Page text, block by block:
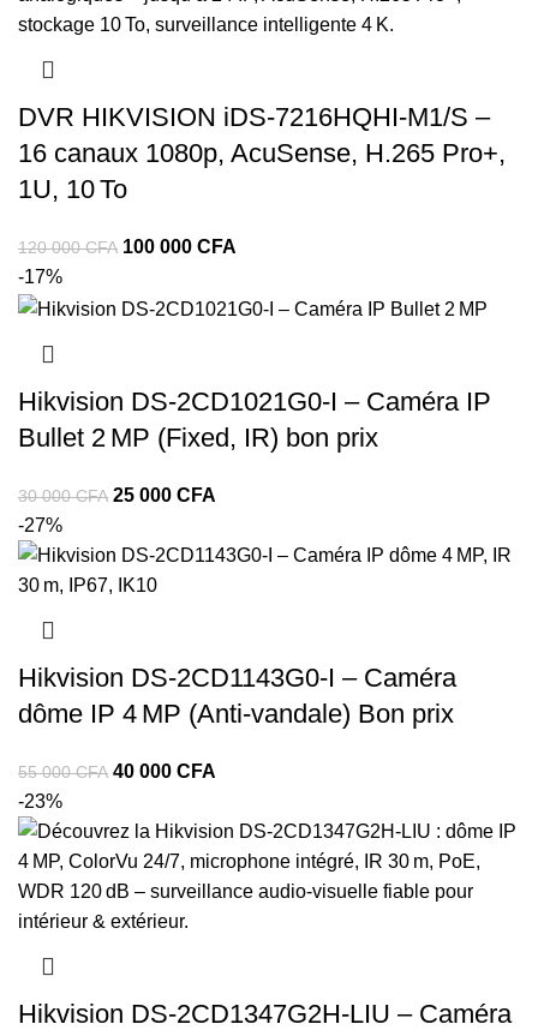
DVR HIKVISION iDS‑7216HQHI‑M1/S –
16 canaux 1080p, AcuSense, H.265 Pro+,
1U, 10 To
120 000CFA 100 000 CFA
-17%
Hikvision DS‑2CD1021G0‑I – Caméra IP
Bullet 2 MP (Fixed, IR) bon prix
30 000CFA 25 000 CFA
-27%
Hikvision DS‑2CD1143G0‑I – Caméra
dôme IP 4 MP (Anti‑vandale) Bon prix
55 000CFA 40 000 CFA
-23%
Hikvision DS‑2CD1347G2H‑LIU – Caméra